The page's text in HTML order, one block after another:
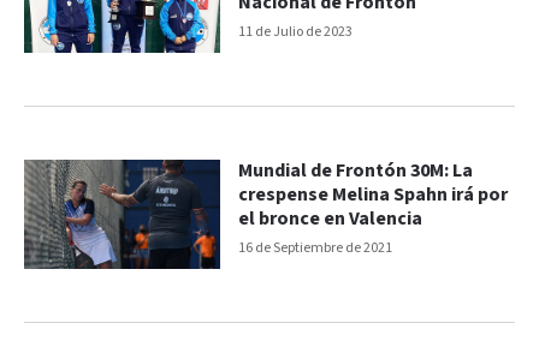
11 de Julio de 2023
16 de Septiembre de 2021
Mundial de Frontón 30M: La
crespense Melina Spahn irá por
el bronce en Valencia